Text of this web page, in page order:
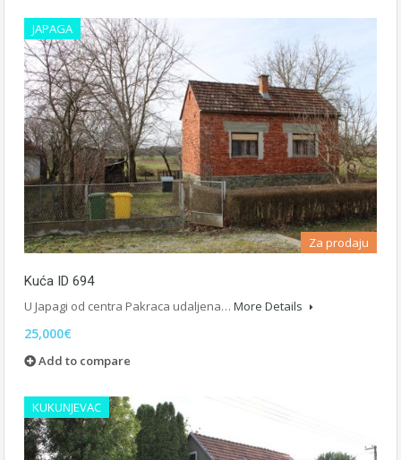
JAPAGA
Za prodaju
Kuća ID 694
U Japagi od centra Pakraca udaljena… More Details
25,000€
Add to compare
KUKUNJEVAC